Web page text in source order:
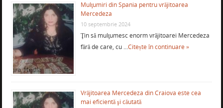
Mulţumiri din Spania pentru vrăjitoarea
Mercedeza
10 septembrie 2024
Ţin să mulţumesc enorm vrăjitoarei Mercedeza
fără de care, cu …Citește în continuare »
Vrăjitoarea Mercedeza din Craiova este cea
mai eficientă şi căutată